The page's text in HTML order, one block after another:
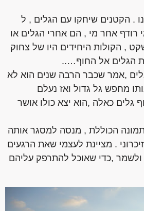
. הקטנים שיחקו עם הגלים , ל
רודף אחר מי , הם אחרי הגלים או
, הקולות היחידים היו של צחוק
הגלים אל החוף…..
,אמר שכבר הרבה שנים הוא לא
מחפש גל גדול ואז נעלם
גלים כאלה ,הוא יצא כולו אושר
הכוללת , מנסה למסגר אותה
. מציינת לעצמי שאת הרגעים
ולשמר ,כדי שאוכל להתרפק עליהם